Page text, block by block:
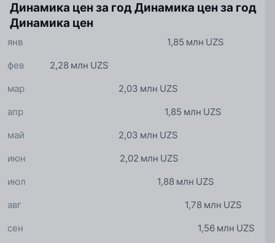
Динамика цен за годДинамика цен за год
Динамика цен
1,85 млн UZS
янв
2,28 млн UZS
фев
2,03 млн UZS
мар
1,85 млн UZS
апр
2,03 млн UZS
май
2,02 млн UZS
июн
1,88 млн UZS
июл
1,78 млн UZS
авг
1,56 млн UZS
сен